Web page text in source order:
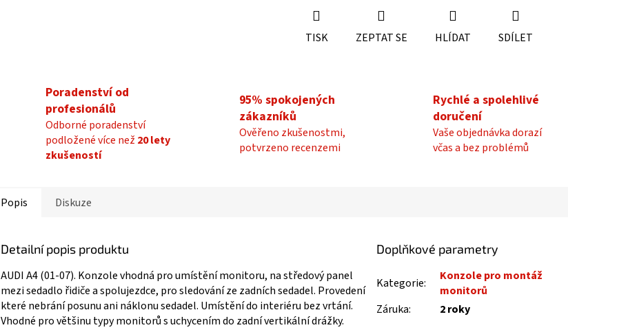
TISK ZEPTAT SE HLÍDAT SDÍLET
Poradenství od
profesionálů
Odborné poradenství
podložené více než 20 lety
zkušeností
95% spokojených
zákazníků
Ověřeno zkušenostmi,
potvrzeno recenzemi
Rychlé a spolehlivé
doručení
Vaše objednávka dorazí
včas a bez problémů
Popis Diskuze
Detailní popis produktu
AUDI A4 (01-07). Konzole vhodná pro umístění monitoru, na středový panel
mezi sedadlo řidiče a spolujezdce, pro sledování ze zadních sedadel. Provedení
které nebrání posunu ani náklonu sedadel. Umístění do interiéru bez vrtání.
Vhodné pro většinu typy monitorů s uchycením do zadní vertikální drážky.
Doplňkové parametry
Kategorie:
Konzole pro montáž
monitorů
Záruka: 2 roky